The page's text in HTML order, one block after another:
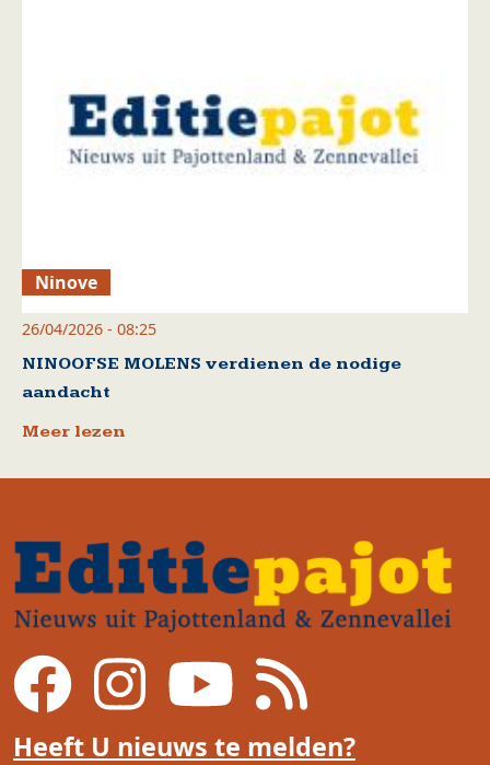
Ninove
26/04/2026 - 08:25
NINOOFSE MOLENS verdienen de nodige
aandacht
Meer lezen
Heeft U nieuws te melden?